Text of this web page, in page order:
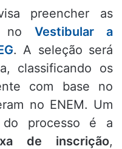
preencher as
no Vestibular a
. A seleção será
classificando os
com base no
no ENEM. Um
do processo é a
de inscrição,